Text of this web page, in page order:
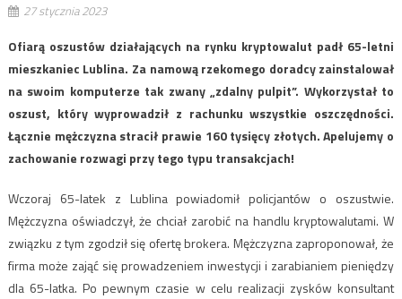
27 stycznia 2023
Ofiarą oszustów działających na rynku kryptowalut padł 65-letni
mieszkaniec Lublina. Za namową rzekomego doradcy zainstalował
na swoim komputerze tak zwany „zdalny pulpit”. Wykorzystał to
oszust, który wyprowadził z rachunku wszystkie oszczędności.
Łącznie mężczyzna stracił prawie 160 tysięcy złotych. Apelujemy o
zachowanie rozwagi przy tego typu transakcjach!
Wczoraj 65-latek z Lublina powiadomił policjantów o oszustwie.
Mężczyzna oświadczył, że chciał zarobić na handlu kryptowalutami. W
związku z tym zgodził się ofertę brokera. Mężczyzna zaproponował, że
firma może zająć się prowadzeniem inwestycji i zarabianiem pieniędzy
dla 65-latka. Po pewnym czasie w celu realizacji zysków konsultant